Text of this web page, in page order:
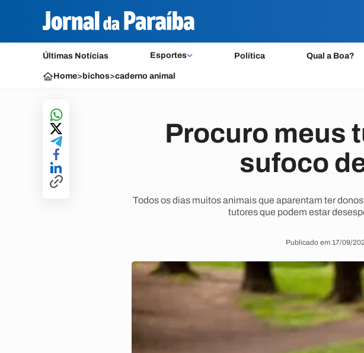
Últimas Notícias Esportes Política Qual a Boa?
Home> bichos>caderno animal
Procuro meus
sufoco
Todos os dias muitos animais que aparentam ter
tutores que podem estar
Publicado em 17/09/